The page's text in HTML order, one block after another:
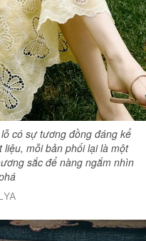
có sự tương đồng đáng kể
liệu, mỗi bản phối lại là một
sắc để nàng ngắm nhìn